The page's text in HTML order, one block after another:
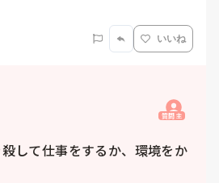
いいね
質問主
して仕事をするか、環境をか